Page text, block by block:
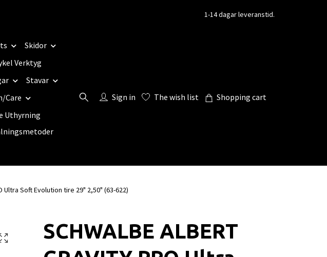
1-14 dagar leveranstid.
Skidor
Verktyg
Stavar
Care
Uthyrning
Sign in The wish list Shopping cart
Ultra Soft Evolution tire 29" 2,50" (63-622)
SCHWALBE ALBERT